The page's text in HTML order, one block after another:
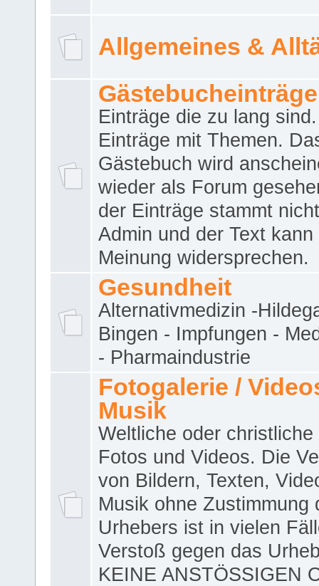
Allgemeines &
Gästebucheinträge
Einträge die zu lang
Einträge mit Themen.
Gästebuch wird
wieder als Forum
der Einträge stammt
Admin und der Text kann
Meinung widersprechen.
Gesundheit
Alternativmedizin -
Bingen - Impfungen -
- Pharmaindustrie
Fotogalerie /
Musik
Weltliche oder christliche
Fotos und Videos. Die
von Bildern, Texten,
Musik ohne Zustimmung
Urhebers ist in vielen
Verstoß gegen das
KEINE ANSTÖSSIGEN